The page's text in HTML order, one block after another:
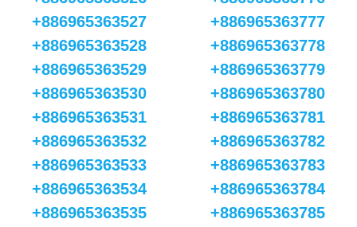
+886965363527
+886965363528
+886965363529
+886965363530
+886965363531
+886965363532
+886965363533
+886965363534
+886965363535
+886965363777
+886965363778
+886965363779
+886965363780
+886965363781
+886965363782
+886965363783
+886965363784
+886965363785